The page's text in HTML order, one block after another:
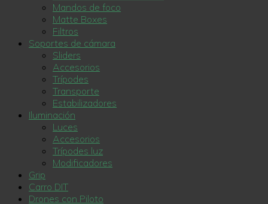
Mandos de foco
Matte Boxes
Filtros
Soportes de cámara
Sliders
Accesorios
Trípodes
Transporte
Estabilizadores
Iluminación
Luces
Accesorios
Trípodes luz
Modificadores
Grip
Carro DIT
Drones con Piloto